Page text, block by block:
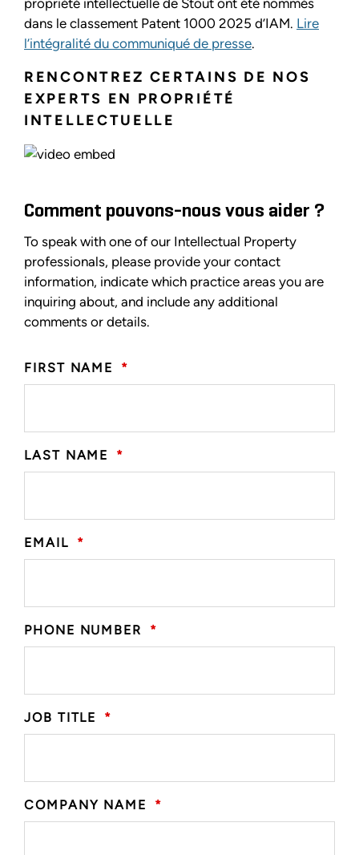
dans le classement Patent 1000 2025 d’IAM. Lire
l’intégralité du communiqué de presse.
RENCONTREZ CERTAINS DE NOS
EXPERTS EN PROPRIÉTÉ
INTELLECTUELLE
Comment pouvons-nous vous aider ?
To speak with one of our Intellectual Property
professionals, please provide your contact
information, indicate which practice areas you are
inquiring about, and include any additional
comments or details.
FIRST NAME *
LAST NAME *
EMAIL *
PHONE NUMBER *
JOB TITLE *
COMPANY NAME *